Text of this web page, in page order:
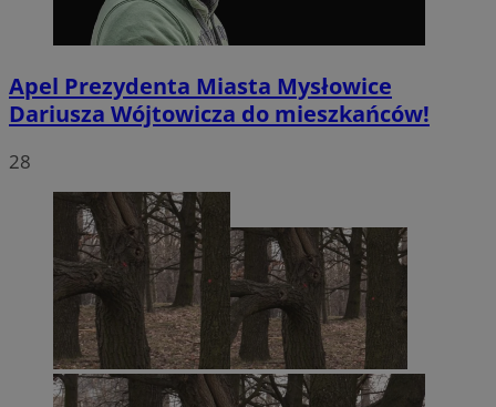
Apel Prezydenta Miasta Mysłowice
Dariusza Wójtowicza do mieszkańców!
28